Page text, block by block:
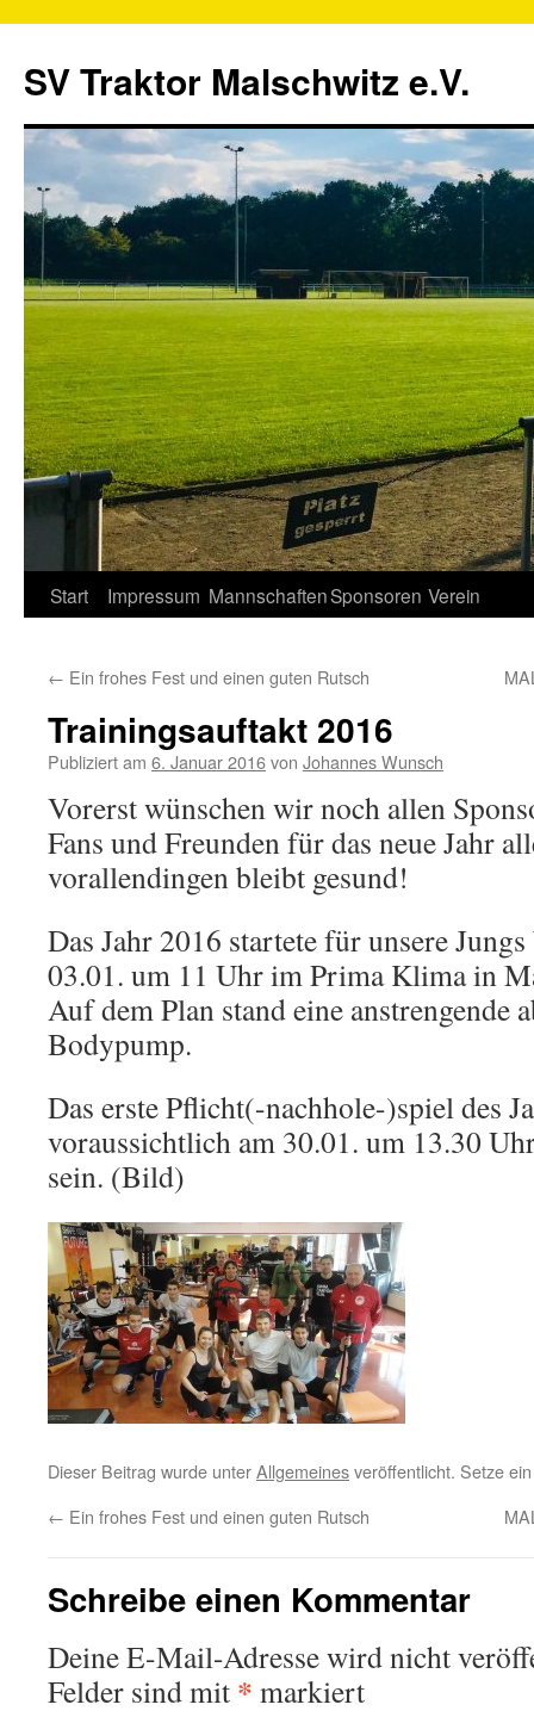
SV Traktor Malschwitz e.V.
Springe
Inhalt
Start Impressum MannschaftenSponsoren Verein
← Ein frohes Fest und einen guten Rutsch
Trainingsauftakt 2016
Publiziert am 6. Januar 2016von Johannes Wunsch
Vorerst wünschen wir noch allen
Fans und Freunden für das neue Jahr
vorallendingen bleibt gesund!
Das Jahr 2016 startete für unsere
03.01. um 11 Uhr im Prima Klima in
Auf dem Plan stand eine anstrengende
Bodypump.
Das erste Pflicht(-nachhole-)spiel des
voraussichtlich am 30.01. um 13.30
sein. (Bild)
Dieser Beitrag wurde unterAllgemeinesveröffentlicht. Setze
← Ein frohes Fest und einen guten Rutsch
Schreibe einen Kommentar
Deine E-Mail-Adresse wird nicht
Felder sind mit * markiert